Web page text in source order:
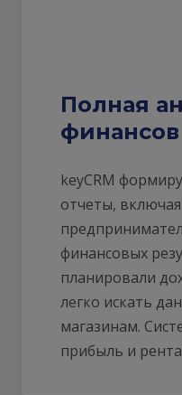
Полная
финансов
keyCRM
отчеты,
финансовых
планировали
легко искать
магазинам.
прибыль и